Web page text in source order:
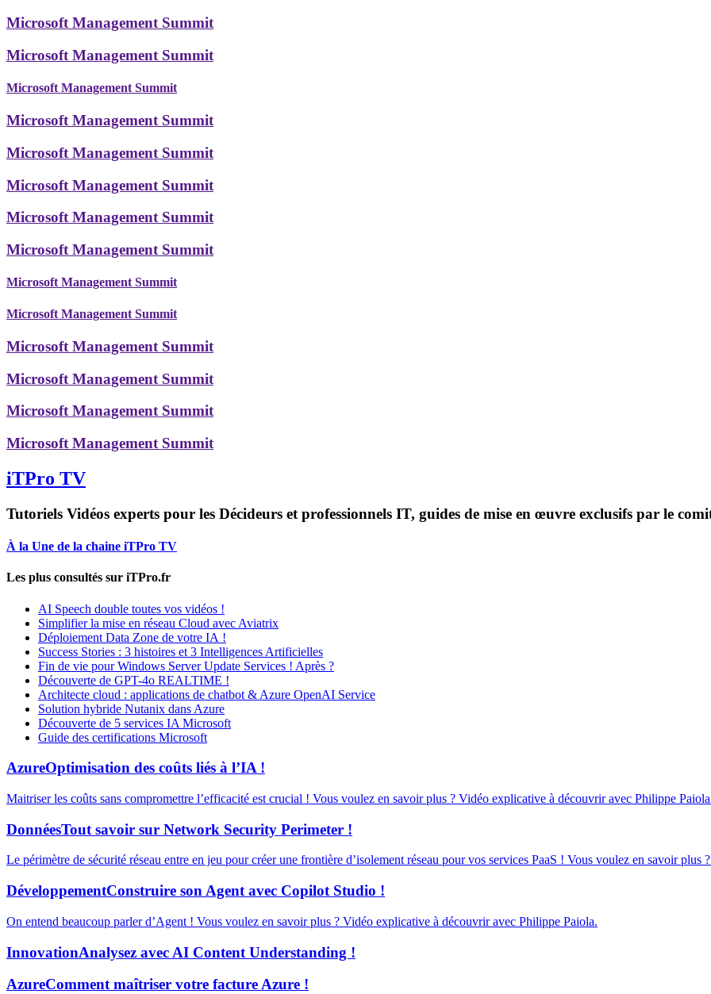
Microsoft Management Summit
Microsoft Management Summit
Microsoft Management Summit
Microsoft Management Summit
Microsoft Management Summit
Microsoft Management Summit
Microsoft Management Summit
Microsoft Management Summit
Microsoft Management Summit
Microsoft Management Summit
Microsoft Management Summit
Microsoft Management Summit
Microsoft Management Summit
Microsoft Management Summit
iTPro TV
Tutoriels Vidéos experts pour les Décideurs et professionnels IT, guides de mise en œuvre exclusifs par le
À la Une de la chaine iTPro TV
Les plus consultés sur iTPro.fr
AI Speech double toutes vos vidéos !
Simplifier la mise en réseau Cloud avec Aviatrix
Déploiement Data Zone de votre IA !
Success Stories : 3 histoires et 3 Intelligences Artificielles
Fin de vie pour Windows Server Update Services ! Après ?
Découverte de GPT-4o REALTIME !
Architecte cloud : applications de chatbot & Azure OpenAI Service
Solution hybride Nutanix dans Azure
Découverte de 5 services IA Microsoft
Guide des certifications Microsoft
AzureOptimisation des coûts liés à l’IA !
Maitriser les coûts sans compromettre l’efficacité est crucial ! Vous voulez en savoir plus ? Vidéo explicative à découvrir avec Philippe
DonnéesTout savoir sur Network Security Perimeter !
Le périmètre de sécurité réseau entre en jeu pour créer une frontière d’isolement réseau pour vos services PaaS ! Vous voulez en savoir
DéveloppementConstruire son Agent avec Copilot Studio !
On entend beaucoup parler d’Agent ! Vous voulez en savoir plus ? Vidéo explicative à découvrir avec Philippe Paiola.
InnovationAnalysez avec AI Content Understanding !
AzureComment maîtriser votre facture Azure !